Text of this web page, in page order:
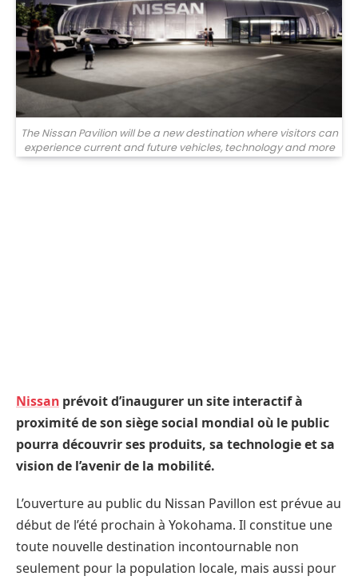
The Nissan Pavilion will be a new destination where visitors can
experience current and future vehicles, technology and more
Nissan prévoit d’inaugurer un site interactif à
proximité de son siège social mondial où le public
pourra découvrir ses produits, sa technologie et sa
vision de l’avenir de la mobilité.
L’ouverture au public du Nissan Pavillon est prévue au
début de l’été prochain à Yokohama. Il constitue une
toute nouvelle destination incontournable non
seulement pour la population locale, mais aussi pour